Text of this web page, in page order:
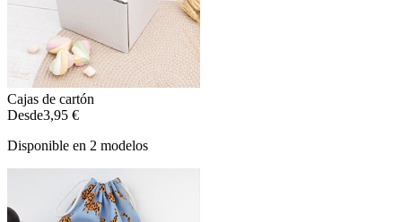
Cajas de cartón
Desde3,95 €
Disponible en 2 modelos